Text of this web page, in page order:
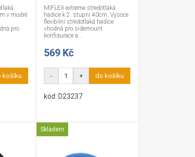
v modré
pro
košíku
MIFLEX extreme středotlaká
hadice k 2. stupni 40cm. Vysoce
flexibilní středotlaká hadice
vhodná pro sidemount
konfigurace a...
569 Kč
- + do košíku
kód: D23237
Skladem